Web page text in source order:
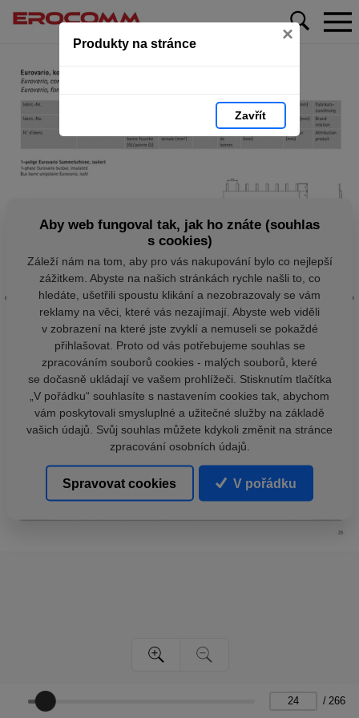
Produkty na stránce ×
Zavřít
/ 266
Aby web fungoval tak, jak ho znáte (souhlas
s cookies)
Záleží nám na tom, aby pro vás nakupování bylo co nejlepší
zážitkem. Abyste na našich stránkách rychle našli to, co
hledáte, ušetřili spoustu klikání a nezobrazovaly se vám
reklamy na věci, které vás nezajímají. Abyste web viděli
v zobrazení na které jste zvyklí a nemuseli se pokaždé
přihlašovat. Proto od vás potřebujeme souhlas se
zpracováním souborů cookies - malých souborů, které
se dočasně ukládají ve vašem prohlížeči. Stisknutím tlačítka
„V pořádku“ souhlasíte s nastavením cookies tak, abychom
vám poskytovali smysluplné a užitečné služby na základě
vašich údajů. Svůj souhlas můžete kdykoli změnit na stránce
zpracování osobních údajů.
Spravovat cookies V pořádku